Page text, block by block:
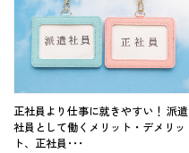
正社員より仕事に就きやすい！ 派遣
社員として働くメリット・デメリッ
ト、正社員･･･